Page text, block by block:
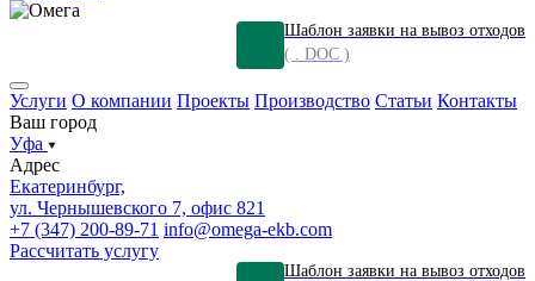
Шаблон заявки на вывоз отходов
( . DOC )
Услуги О компании Проекты Производство Статьи Контакты
Ваш город
Уфа
Адрес
Екатеринбург,
ул. Чернышевского 7, офис 821
+7 (347) 200-89-71 info@omega-ekb.com
Рассчитать услугу
Шаблон заявки на вывоз отходов